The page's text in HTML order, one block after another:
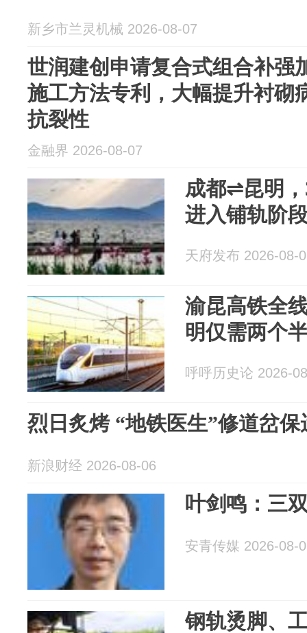
新乡市兰灵机械 2026-08-07
世润建创申请复合式组合补强
施工方法专利，大幅提升衬砌
抗裂性
金融界 2026-08-07
成都⇌昆明
进入铺轨阶
天府发布 2026-08-
渝昆高铁全
明仅需两个
呼呼历史论 2026-
烈日炙烤 “地铁医生”修道岔保
新浪财经 2026-08-06
叶剑鸣：三
安青传媒 2026-08-
钢轨烫脚、